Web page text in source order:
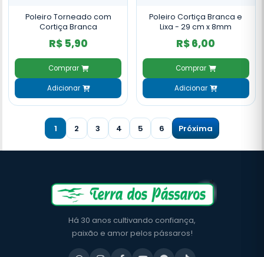
Poleiro Torneado com
Cortiça Branca
R$ 5,90
Comprar
Adicionar
Poleiro Cortiça Branca e
Lixa - 29 cm x 8mm
R$ 6,00
Comprar
Adicionar
1 2 3 4 5 6 Próxima
Há 30 anos cultivando confiança,
paixão e amor pelos pássaros!